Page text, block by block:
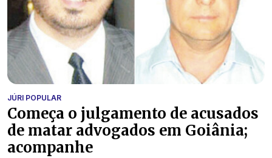
JÚRI POPULAR
Começa o julgamento de acusados
de matar advogados em Goiânia;
acompanhe